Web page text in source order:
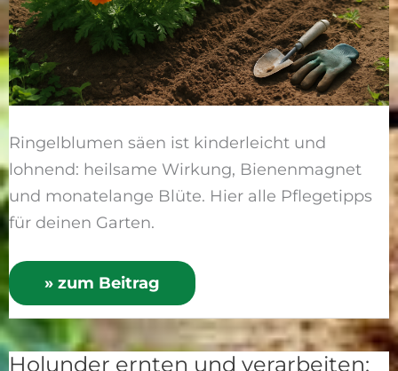
Ringelblumen säen ist kinderleicht und
lohnend: heilsame Wirkung, Bienenmagnet
und monatelange Blüte. Hier alle Pflegetipps
für deinen Garten.
» zum Beitrag
Holunder ernten und verarbeiten:
Holunder